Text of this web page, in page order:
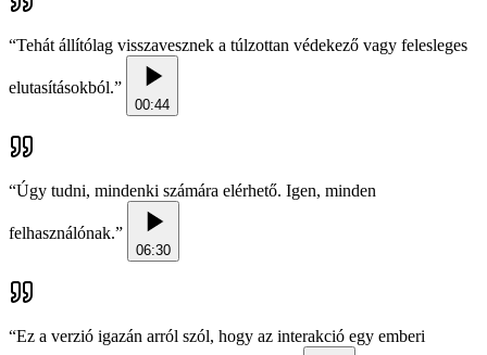
“Tehát állítólag visszavesznek a túlzottan védekező vagy felesleges
elutasításokból.”
00:44
“Úgy tudni, mindenki számára elérhető. Igen, minden
felhasználónak.”
06:30
“Ez a verzió igazán arról szól, hogy az interakció egy emberi